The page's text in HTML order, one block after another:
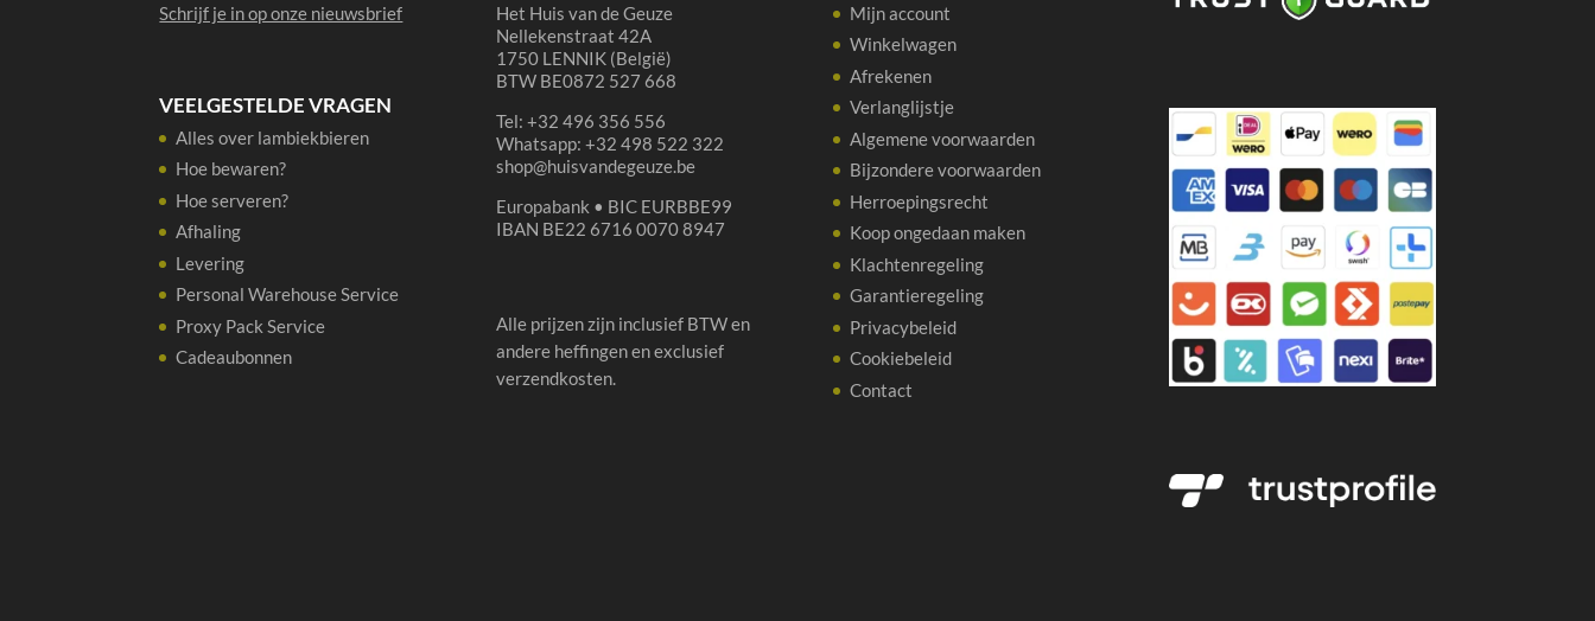
Schrijf je in op onze nieuwsbrief
VEELGESTELDE VRAGEN
Alles over lambiekbieren
Hoe bewaren?
Hoe serveren?
Afhaling
Levering
Personal Warehouse Service
Proxy Pack Service
Cadeaubonnen
Het Huis van de Geuze
Nellekenstraat 42A
1750 LENNIK (België)
BTW BE0872 527 668
Tel: +32 496 356 556
Whatsapp: +32 498 522 322
shop@huisvandegeuze.be
Europabank • BIC EURBBE99
IBAN BE22 6716 0070 8947
Alle prijzen zijn inclusief BTW en
andere heffingen en exclusief
verzendkosten.
Mijn account
Winkelwagen
Afrekenen
Verlanglijstje
Algemene voorwaarden
Bijzondere voorwaarden
Herroepingsrecht
Koop ongedaan maken
Klachtenregeling
Garantieregeling
Privacybeleid
Cookiebeleid
Contact